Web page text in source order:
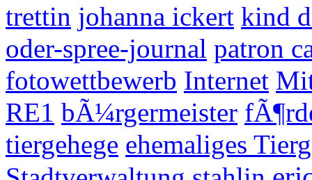
trettin johanna ickert kind
oder-spree-journal patron
fotowettbewerb Internet
RE1 bÃ¼rgermeister
tiergehege ehemaliges